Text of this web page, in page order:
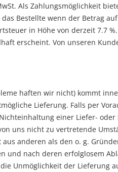
Als Zahlungsmöglichkeit
Bestellte wenn der Betrag
in Höhe von derzeit 7.7
erscheint. Von unseren
haften wir nicht) kommt
Lieferung. Falls per
einer Liefer-
uns nicht zu vertretende
anderen als den o. g.
und nach deren erfolglosem
Unmöglichkeit der Lieferung